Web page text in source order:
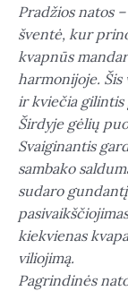
Pradžios natos
šventė, kur
kvapnūs
harmonijoje. Šis
ir kviečia gilintis
Širdyje gėlių
Svaiginantis
sambako
sudaro
kiekvienas
viliojimą.
Pagrindinės